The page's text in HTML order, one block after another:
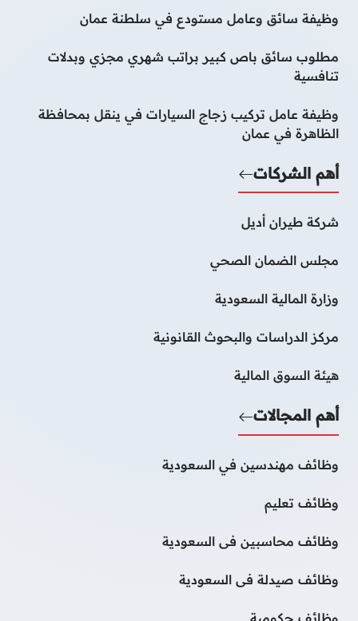
وظيفة سائق وعامل مستودع في سلطنة عمان
مطلوب سائق باص كبير براتب شهري مجزي وبدلات
تنافسية
وظيفة عامل تركيب زجاج السيارات في ينقل بمحافظة
الظاهرة في عمان
أهم الشركات
شركة طيران أديل
مجلس الضمان الصحي
وزارة المالية السعودية
مركز الدراسات والبحوث القانونية
هيئة السوق المالية
أهم المجالات
وظائف مهندسين في السعودية
وظائف تعليم
وظائف محاسبين فى السعودية
وظائف صيدلة فى السعودية
وظائف حكومية